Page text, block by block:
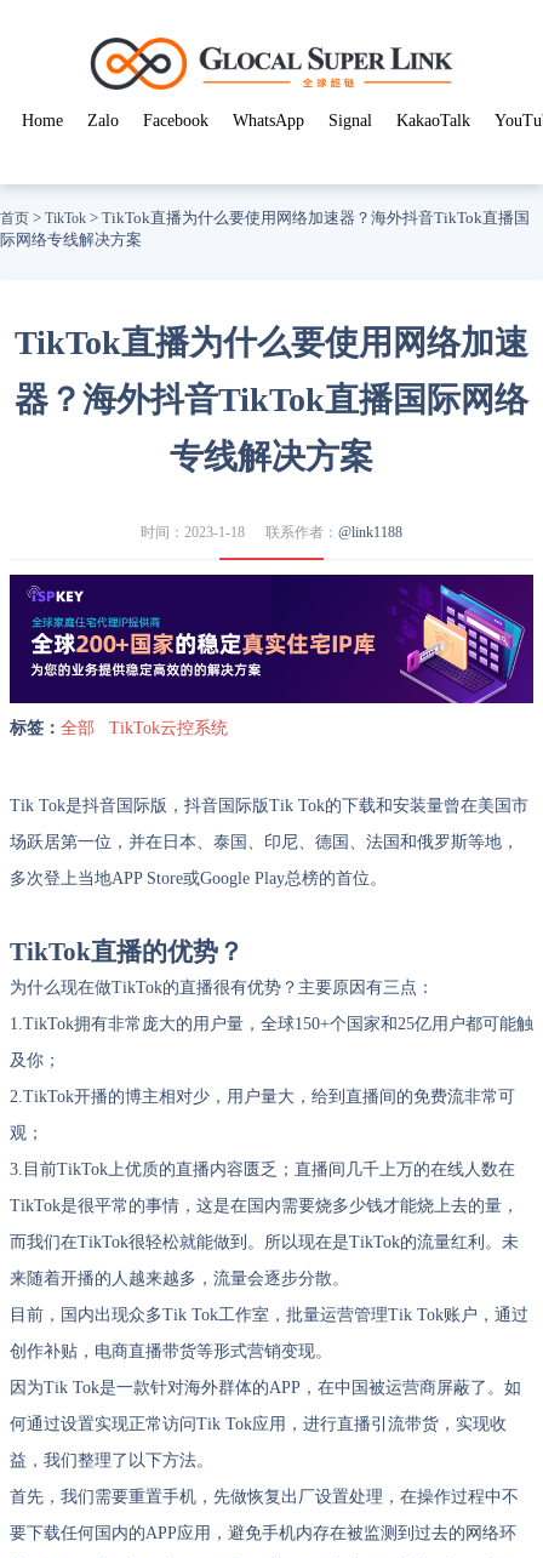
Home Zalo Facebook WhatsApp Signal KakaoTalk
首页 > TikTok > TikTok直播为什么要使用网络加速器？海外抖音TikTok直播国
际网络专线解决方案
TikTok直播为什么要使用网络加速
器？海外抖音TikTok直播国际网络
专线解决方案
时间：2023-1-18 联系作者： @link1188
标签： 全部 TikTok云控系统
Tik Tok是抖音国际版，抖音国际版Tik Tok的下载和安装量曾在美国市
场跃居第一位，并在日本、泰国、印尼、德国、法国和俄罗斯等地，
多次登上当地APP Store或Google Play总榜的首位。
TikTok直播的优势？
为什么现在做TikTok的直播很有优势？主要原因有三点：
1.TikTok拥有非常庞大的用户量，全球150+个国家和25亿用户都可能触
及你；
2.TikTok开播的博主相对少，用户量大，给到直播间的免费流非常可
观；
3.目前TikTok上优质的直播内容匮乏；直播间几千上万的在线人数在
TikTok是很平常的事情，这是在国内需要烧多少钱才能烧上去的量，
而我们在TikTok很轻松就能做到。所以现在是TikTok的流量红利。未
来随着开播的人越来越多，流量会逐步分散。
目前，国内出现众多Tik Tok工作室，批量运营管理Tik Tok账户，通过
创作补贴，电商直播带货等形式营销变现。
因为Tik Tok是一款针对海外群体的APP，在中国被运营商屏蔽了。如
何通过设置实现正常访问Tik Tok应用，进行直播引流带货，实现收
益，我们整理了以下方法。
首先，我们需要重置手机，先做恢复出厂设置处理，在操作过程中不
要下载任何国内的APP应用，避免手机内存在被监测到过去的网络环